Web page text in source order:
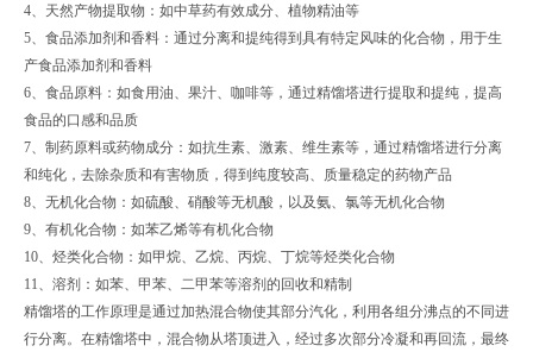
4、‌天然产物提取物‌：如中草药有效成分、植物精油等‌
5、‌食品添加剂和香料‌：通过分离和提纯得到具有特定风味的化合物，用于生
产食品添加剂和香料‌
6、‌食品原料‌：如食用油、果汁、咖啡等，通过精馏塔进行提取和提纯，提高
食品的口感和品质‌
7、‌制药原料或药物成分‌：如抗生素、激素、维生素等，通过精馏塔进行分离
和纯化，去除杂质和有害物质，得到纯度较高、质量稳定的药物产品‌
8、‌无机化合物‌：如硫酸、硝酸等无机酸，以及氨、氯等无机化合物‌
9、‌有机化合物‌：如苯乙烯等有机化合物‌
10、‌烃类化合物‌：如甲烷、乙烷、丙烷、丁烷等烃类化合物‌
11、‌溶剂‌：如苯、甲苯、二甲苯等溶剂的回收和精制‌
‌精馏塔的工作原理‌是通过加热混合物使其部分汽化，利用各组分沸点的不同进
行分离。在精馏塔中，混合物从塔顶进入，经过多次部分冷凝和再回流，最终